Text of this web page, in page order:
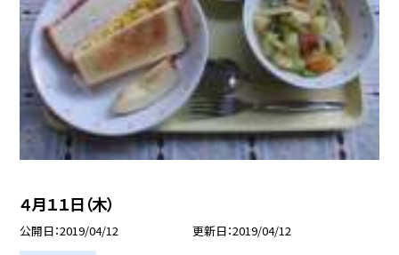
４月１１日（木）
公開日 2019/04/12 更新日 2019/04/12